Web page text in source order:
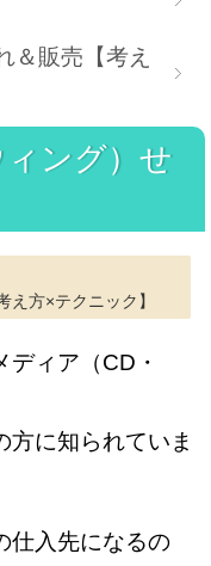
＆販売【考え
ング）せ
方×テクニック】
ィア（CD・
方に知られていま
仕入先になるの